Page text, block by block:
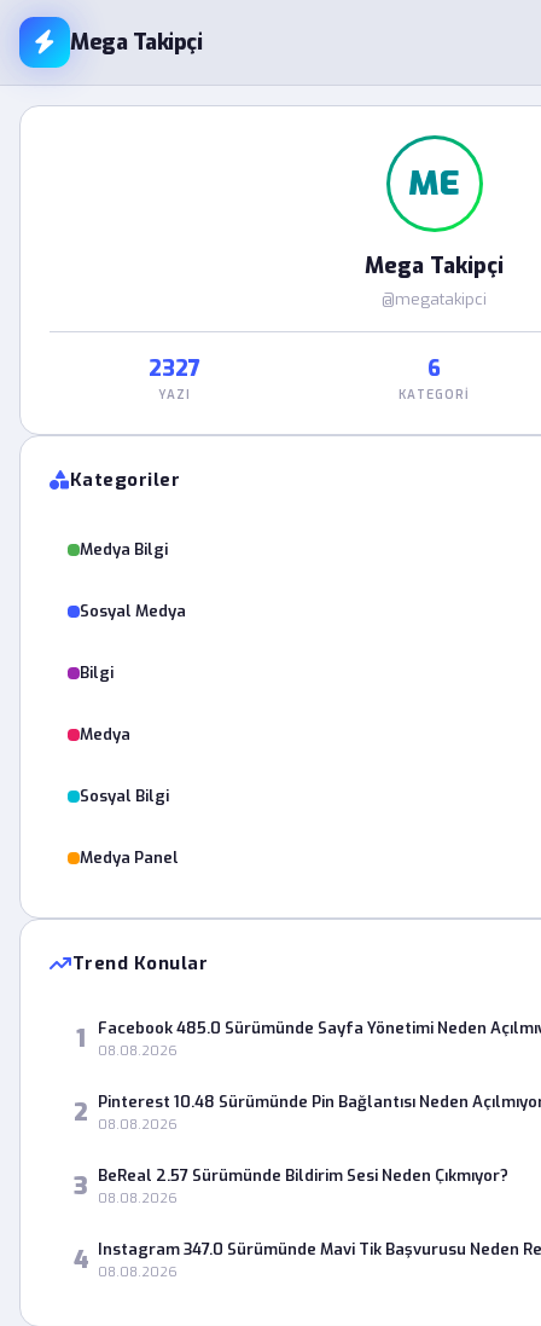
Mega Takipçi
ME
Mega Takipçi
@megatakipci
2327
YAZI
6
KATEGORI
Kategoriler
Medya Bilgi
Sosyal Medya
Bilgi
Medya
Sosyal Bilgi
Medya Panel
Trend Konular
1 Facebook 485.0 Sürümünde Sayfa Yönetimi Neden
08.08.2026
2 Pinterest 10.48 Sürümünde Pin Bağlantısı Neden
08.08.2026
3 BeReal 2.57 Sürümünde Bildirim Sesi Neden Çıkmıyor?
08.08.2026
4 Instagram 347.0 Sürümünde Mavi Tik Başvurusu Neden
08.08.2026